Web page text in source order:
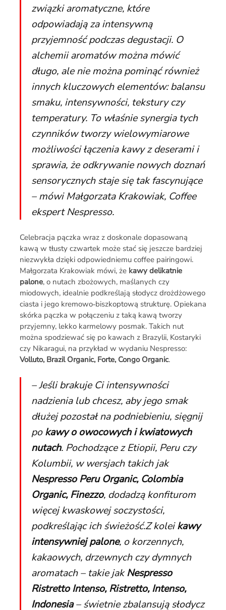
związki aromatyczne, które
odpowiadają za intensywną
przyjemność podczas degustacji. O
alchemii aromatów można mówić
długo, ale nie można pominąć również
innych kluczowych elementów: balansu
smaku, intensywności, tekstury czy
temperatury. To właśnie synergia tych
czynników tworzy wielowymiarowe
możliwości łączenia kawy z deserami i
sprawia, że odkrywanie nowych doznań
sensorycznych staje się tak fascynujące
– mówi Małgorzata Krakowiak, Coffee
ekspert Nespresso.
Celebracja pączka wraz z doskonale dopasowaną
kawą w tłusty czwartek może stać się jeszcze bardziej
niezwykła dzięki odpowiedniemu coffee pairingowi.
Małgorzata Krakowiak mówi, że kawy delikatnie
palone, o nutach zbożowych, maślanych czy
miodowych, idealnie podkreślają słodycz drożdżowego
ciasta i jego kremowo‑biszkoptową strukturę. Opiekana
skórka pączka w połączeniu z taką kawą tworzy
przyjemny, lekko karmelowy posmak. Takich nut
można spodziewać się po kawach z Brazylii, Kostaryki
czy Nikaragui, na przykład w wydaniu Nespresso:
Volluto, Brazil Organic, Forte, Congo Organic.
– Jeśli brakuje Ci intensywności
nadzienia lub chcesz, aby jego smak
dłużej pozostał na podniebieniu, sięgnij
pokawy o owocowych i kwiatowych
nutach. Pochodzące z Etiopii, Peru czy
Kolumbii, w wersjach takich jak
Nespresso Peru Organic, Colombia
Organic, Finezzo, dodadzą konfiturom
więcej kwaskowej soczystości,
podkreślając ich świeżość.Z koleikawy
intensywniej palone, o korzennych,
kakaowych, drzewnych czy dymnych
aromatach – takie jakNespresso
Ristretto Intenso, Ristretto, Intenso,
Indonesia– świetnie zbalansują słodycz